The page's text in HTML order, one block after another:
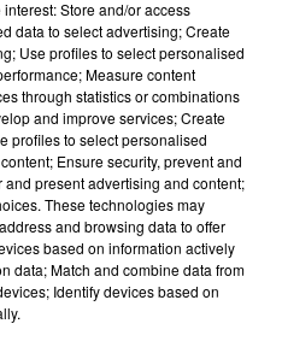
Store and/or access
data to select advertising; Create
Use profiles to select personalised
Measure content
through statistics or combinations
and improve services; Create
profiles to select personalised
Ensure security, prevent and
present advertising and content;
These technologies may
and browsing data to offer
based on information actively
data; Match and combine data from
Identify devices based on